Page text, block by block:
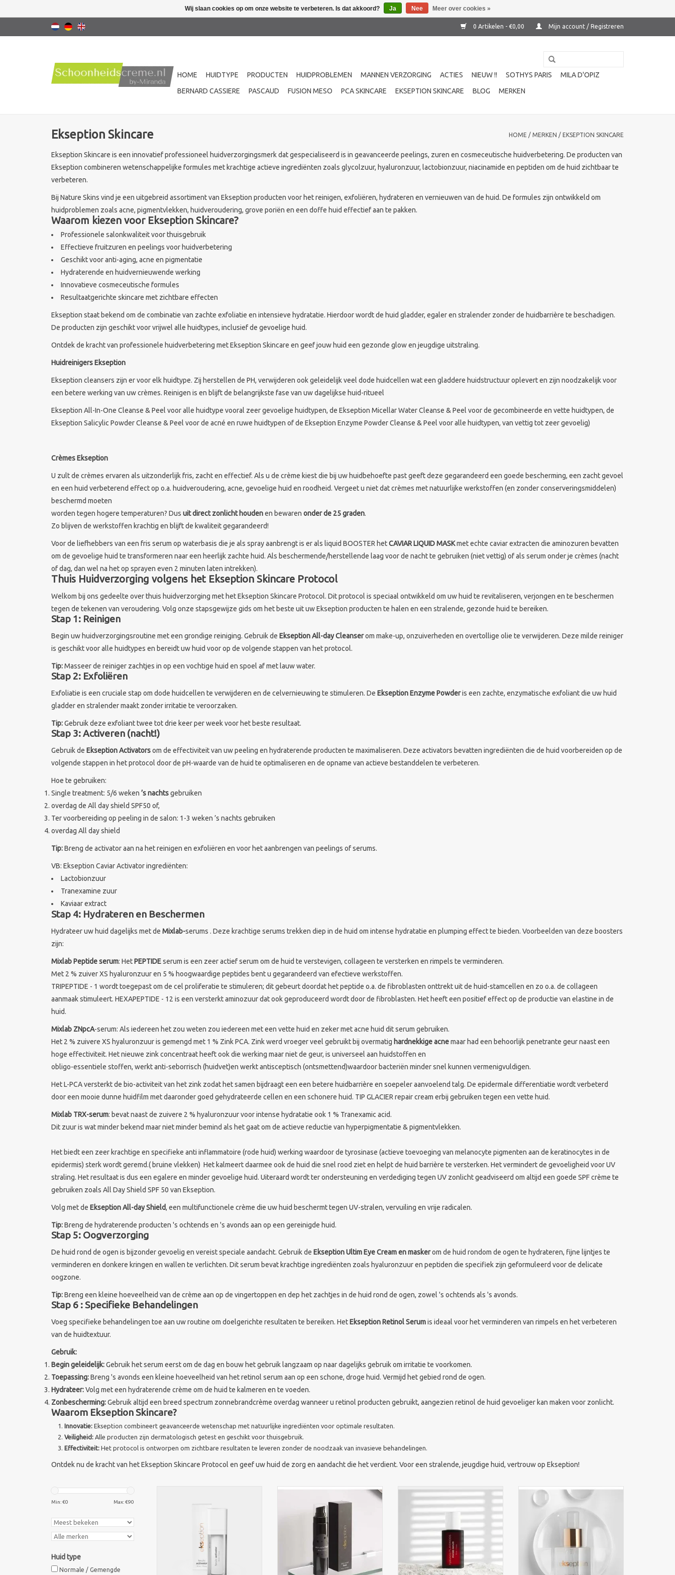
0 Artikelen - €0,00 Mijn account / Registreren
HOME HUIDTYPE PRODUCTEN HUIDPROBLEMEN MANNEN VERZORGING ACTIES NIEUW !! SOTHYS PARIS
MILA D'OPIZ
BERNARD CASSIERE
PASCAUD FUSION MESO PCA SKINCARE EKSEPTION SKINCARE BLOG MERKEN
Ekseption Skincare HOME / MERKEN / EKSEPTION SKINCARE
Ekseption Skincare is een innovatief professioneel huidverzorgingsmerk dat gespecialiseerd is in geavanceerde peelings, zuren en cosmeceutische huidverbetering. De producten van
Ekseption combineren wetenschappelijke formules met krachtige actieve ingrediënten zoals glycolzuur, hyaluronzuur, lactobionzuur, niacinamide en peptiden om de huid zichtbaar te
verbeteren.
Bij Nature Skins vind je een uitgebreid assortiment van Ekseption producten voor het reinigen, exfoliëren, hydrateren en vernieuwen van de huid. De formules zijn ontwikkeld om
huidproblemen zoals acne, pigmentvlekken, huidveroudering, grove poriën en een doffe huid effectief aan te pakken.
Waarom kiezen voor Ekseption Skincare?
Professionele salonkwaliteit voor thuisgebruik
Effectieve fruitzuren en peelings voor huidverbetering
Geschikt voor anti-aging, acne en pigmentatie
Hydraterende en huidvernieuwende werking
Innovatieve cosmeceutische formules
Resultaatgerichte skincare met zichtbare effecten
Ekseption staat bekend om de combinatie van zachte exfoliatie en intensieve hydratatie. Hierdoor wordt de huid gladder, egaler en stralender zonder de huidbarrière te beschadigen.
De producten zijn geschikt voor vrijwel alle huidtypes, inclusief de gevoelige huid.
Ontdek de kracht van professionele huidverbetering met Ekseption Skincare en geef jouw huid een gezonde glow en jeugdige uitstraling.
Huidreinigers Ekseption
Ekseption cleansers zijn er voor elk huidtype. Zij herstellen de PH, verwijderen ook geleidelijk veel dode huidcellen wat een gladdere huidstructuur oplevert en zijn noodzakelijk voor
een betere werking van uw crèmes. Reinigen is en blijft de belangrijkste fase van uw dagelijkse huid-ritueel
Ekseption All-In-One Cleanse & Peel voor alle huidtype vooral zeer gevoelige huidtypen, de Ekseption Micellar Water Cleanse & Peel voor de gecombineerde en vette huidtypen, de
Ekseption Salicylic Powder Cleanse & Peel voor de acné en ruwe huidtypen of de Ekseption Enzyme Powder Cleanse & Peel voor alle huidtypen, van vettig tot zeer gevoelig)
Crèmes Ekseption
U zult de crèmes ervaren als uitzonderlijk fris, zacht en effectief. Als u de crème kiest die bij uw huidbehoefte past geeft deze gegarandeerd een goede bescherming, een zacht gevoel
en een huid verbeterend effect op o.a. huidveroudering, acne, gevoelige huid en roodheid. Vergeet u niet dat crèmes met natuurlijke werkstoffen (en zonder conserveringsmiddelen)
beschermd moeten
worden tegen hogere temperaturen? Dus uit direct zonlicht houdenen bewaren onder de 25 graden.
Zo blijven de werkstoffen krachtig en blijft de kwaliteit gegarandeerd!
Voor de liefhebbers van een fris serum op waterbasis die je als spray aanbrengt is er als liquid BOOSTER hetCAVIAR LIQUID MASKmet echte caviar extracten die aminozuren bevatten
om de gevoelige huid te transformeren naar een heerlijk zachte huid. Als beschermende/herstellende laag voor de nacht te gebruiken (niet vettig) of als serum onder je crèmes (nacht
of dag, dan wel na het op sprayen even 2 minuten laten intrekken).
Thuis Huidverzorging volgens het Ekseption Skincare Protocol
Welkom bij ons gedeelte over thuis huidverzorging met het Ekseption Skincare Protocol. Dit protocol is speciaal ontwikkeld om uw huid te revitaliseren, verjongen en te beschermen
tegen de tekenen van veroudering. Volg onze stapsgewijze gids om het beste uit uw Ekseption producten te halen en een stralende, gezonde huid te bereiken.
Stap 1: Reinigen
Begin uw huidverzorgingsroutine met een grondige reiniging. Gebruik de Ekseption All-day Cleanserom make-up, onzuiverheden en overtollige olie te verwijderen. Deze milde reiniger
is geschikt voor alle huidtypes en bereidt uw huid voor op de volgende stappen van het protocol.
Tip:Masseer de reiniger zachtjes in op een vochtige huid en spoel af met lauw water.
Stap 2: Exfoliëren
Exfoliatie is een cruciale stap om dode huidcellen te verwijderen en de celvernieuwing te stimuleren. De Ekseption Enzyme Powderis een zachte, enzymatische exfoliant die uw huid
gladder en stralender maakt zonder irritatie te veroorzaken.
Tip:Gebruik deze exfoliant twee tot drie keer per week voor het beste resultaat.
Stap 3: Activeren (nacht!)
Gebruik de Ekseption Activatorsom de effectiviteit van uw peeling en hydraterende producten te maximaliseren. Deze activators bevatten ingrediënten die de huid voorbereiden op de
volgende stappen in het protocol door de pH-waarde van de huid te optimaliseren en de opname van actieve bestanddelen te verbeteren.
Hoe te gebruiken:
Single treatment: 5/6 weken ’s nachtsgebruiken
overdag de All day shield SPF50 of,
Ter voorbereiding op peeling in de salon: 1-3 weken ’s nachts gebruiken
overdag All day shield
Tip:Breng de activator aan na het reinigen en exfoliëren en voor het aanbrengen van peelings of serums.
VB: Ekseption Caviar Activator ingrediënten:
Lactobionzuur
Tranexamine zuur
Kaviaar extract
Stap 4: Hydrateren en Beschermen
Hydrateer uw huid dagelijks met de Mixlab-serums . Deze krachtige serums trekken diep in de huid om intense hydratatie en plumping effect te bieden. Voorbeelden van deze boosters
zijn:
Mixlab Peptide serum: HetPEPTIDEserum is een zeer actief serum om de huid te verstevigen, collageen te versterken en rimpels te verminderen.
Met 2 % zuiver XS hyaluronzuur en 5 % hoogwaardige peptides bent u gegarandeerd van efectieve werkstoffen.
TRIPEPTIDE - 1 wordt toegepast om de cel proliferatie te stimuleren; dit gebeurt doordat het peptide o.a. de fibroblasten onttrekt uit de huid-stamcellen en zo o.a. de collageen
aanmaak stimuleert. HEXAPEPTIDE - 12 is een versterkt aminozuur dat ook geproduceerd wordt door de fibroblasten. Het heeft een positief effect op de productie van elastine in de
huid.
Mixlab ZNpcA-serum: Als iedereen het zou weten zou iedereen met een vette huid en zeker met acne huid dit serum gebruiken.
Het 2 % zuivere XS hyaluronzuur is gemengd met 1 % Zink PCA. Zink werd vroeger veel gebruikt bij overmatig hardnekkige acnemaar had een behoorlijk penetrante geur naast een
hoge effectiviteit. Het nieuwe zink concentraat heeft ook die werking maar niet de geur, is universeel aan huidstoffen en
obligo-essentiele stoffen, werkt anti-seborrisch (huidvet)en werkt antisceptisch (ontsmettend)waardoor bacteriën minder snel kunnen vermenigvuldigen.
Het L-PCA versterkt de bio-activiteit van het zink zodat het samen bijdraagt een een betere huidbarrière en soepeler aanvoelend talg. De epidermale differentiatie wordt verbeterd
door een mooie dunne huidfilm met daaronder goed gehydrateerde cellen en een schonere huid. TIP GLACIER repair cream erbij gebruiken tegen een vette huid.
Mixlab TRX-serum: bevat naast de zuivere 2 % hyaluronzuur voor intense hydratatie ook 1 % Tranexamic acid.
Dit zuur is wat minder bekend maar niet minder bemind als het gaat om de actieve reductie van hyperpigmentatie & pigmentvlekken.
Het biedt een zeer krachtige en specifieke anti inflammatoire (rode huid) werking waardoor de tyrosinase (actieve toevoeging van melanocyte pigmenten aan de keratinocytes in de
epidermis) sterk wordt geremd.( bruine vlekken) Het kalmeert daarmee ook de huid die snel rood ziet en helpt de huid barrière te versterken. Het vermindert de gevoeligheid voor UV
straling. Het resultaat is dus een egalere en minder gevoelige huid. Uiteraard wordt ter ondersteuning en verdediging tegen UV zonlicht geadviseerd om altijd een goede SPF crème te
gebruiken zoals All Day Shield SPF 50 van Ekseption.
Volg met de Ekseption All-day Shield, een multifunctionele crème die uw huid beschermt tegen UV-stralen, vervuiling en vrije radicalen.
Tip:Breng de hydraterende producten 's ochtends en 's avonds aan op een gereinigde huid.
Stap 5: Oogverzorging
De huid rond de ogen is bijzonder gevoelig en vereist speciale aandacht. Gebruik de Ekseption Ultim Eye Cream en maskerom de huid rondom de ogen te hydrateren, fijne lijntjes te
verminderen en donkere kringen en wallen te verlichten. Dit serum bevat krachtige ingrediënten zoals hyaluronzuur en peptiden die specifiek zijn geformuleerd voor de delicate
oogzone.
Tip:Breng een kleine hoeveelheid van de crème aan op de vingertoppen en dep het zachtjes in de huid rond de ogen, zowel 's ochtends als 's avonds.
Stap 6 : Specifieke Behandelingen
Voeg specifieke behandelingen toe aan uw routine om doelgerichte resultaten te bereiken. Het Ekseption Retinol Serumis ideaal voor het verminderen van rimpels en het verbeteren
van de huidtextuur.
Gebruik:
Begin geleidelijk:Gebruik het serum eerst om de dag en bouw het gebruik langzaam op naar dagelijks gebruik om irritatie te voorkomen.
Toepassing:Breng 's avonds een kleine hoeveelheid van het retinol serum aan op een schone, droge huid. Vermijd het gebied rond de ogen.
Hydrateer:Volg met een hydraterende crème om de huid te kalmeren en te voeden.
Zonbescherming:Gebruik altijd een breed spectrum zonnebrandcrème overdag wanneer u retinol producten gebruikt, aangezien retinol de huid gevoeliger kan maken voor zonlicht.
Waarom Ekseption Skincare?
Innovatie:Ekseption combineert geavanceerde wetenschap met natuurlijke ingrediënten voor optimale resultaten.
Veiligheid:Alle producten zijn dermatologisch getest en geschikt voor thuisgebruik.
Effectiviteit:Het protocol is ontworpen om zichtbare resultaten te leveren zonder de noodzaak van invasieve behandelingen.
Ontdek nu de kracht van het Ekseption Skincare Protocol en geef uw huid de zorg en aandacht die het verdient. Voor een stralende, jeugdige huid, vertrouw op Ekseption!
Min: €0 Max: €90
Huid type
Normale / Gemengde
vermindert pigmentvlekken en
stralende huid..
TOEVOEGEN AAN WINKELWAGEN
Kalmerend serum voor gevoelige
en rode huid. Vermindert
roodheid, hydrateert intensief en
ondersteunt herstel van de
huidbarrière.
TOEVOEGEN AAN WINKELWAGEN
Ekseption Mixlab Hyaluronic
Flavonoids Serum vermindert
roodheid, hydrateert intensief en
ondersteunt de gevoelige huid en
rosacea.
TOEVOEGEN AAN WINKELWAGEN
Ekseption Matcha Tea Mist 400
ml is een alcoholvrije
gezichtsmist met matcha-extract
die de huid hydrateert, kalmeert
en verfrist. Ideaal als toner of
opfrissende spray voor alle
huidtypes.
TOEVOEGEN AAN WINKELWAGEN
Wij slaan cookies op om onze website te verbeteren. Is dat akkoord? Ja Nee Meer over cookies »